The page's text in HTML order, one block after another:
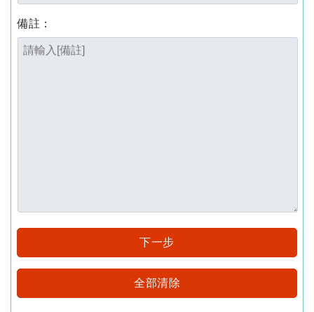
備註：
下一步
全部清除